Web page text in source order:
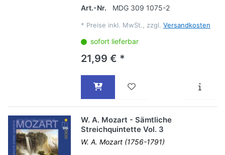
Art.-Nr. MDG 309 1075-2
* Preise inkl. MwSt., zzgl. Versandkosten
sofort lieferbar
21,99 € *
W. A. Mozart - Sämtliche
Streichquintette Vol. 3
W. A. Mozart (1756-1791)